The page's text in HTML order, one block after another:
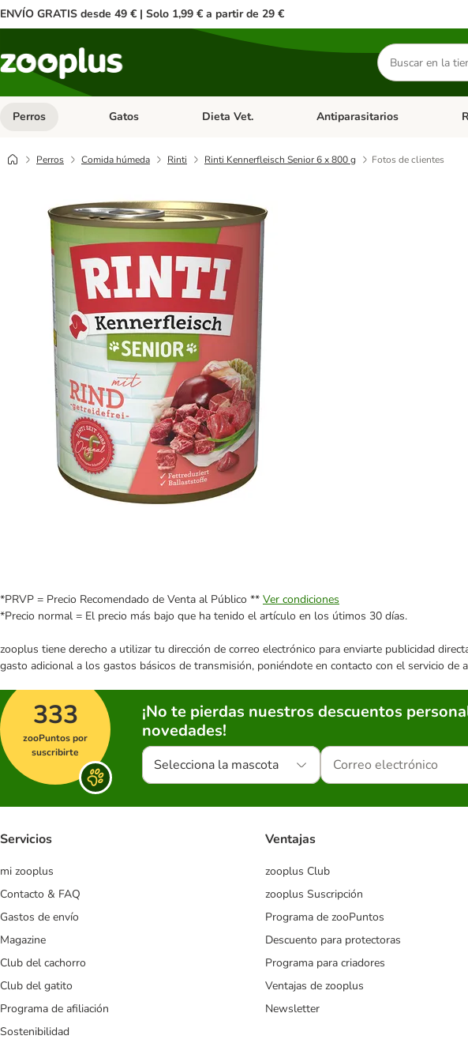
ENVÍO GRATIS desde 49 € | Solo 1,99 € a partir de 29 €
Buscar
productos
Perros Menú de categoria abierto: Perros
Gatos Menú de categoria abierto: Gatos
Dieta Vet. Menú de categoria abierto: Dieta
Antiparasitarios
Perros Comida húmeda Rinti Rinti Kennerfleisch Senior 6 x 800 g Fotos de clientes
*PRVP = Precio Recomendado de Venta al Público ** Ver condiciones
*Precio normal = El precio más bajo que ha tenido el artículo en los útimos 30 días.
zooplus tiene derecho a utilizar tu dirección de correo electrónico para enviarte publicidad
gasto adicional a los gastos básicos de transmisión, poniéndote en contacto con el servicio
333
zooPuntos por
suscribirte
¡No te pierdas nuestros descuentos
novedades!
Selecciona la mascota
Servicios
mi zooplus
Contacto & FAQ
Gastos de envío
Magazine
Club del cachorro
Club del gatito
Programa de afiliación
Sostenibilidad
Ventajas
zooplus Club
zooplus Suscripción
Programa de zooPuntos
Descuento para protectoras
Programa para criadores
Ventajas de zooplus
Newsletter